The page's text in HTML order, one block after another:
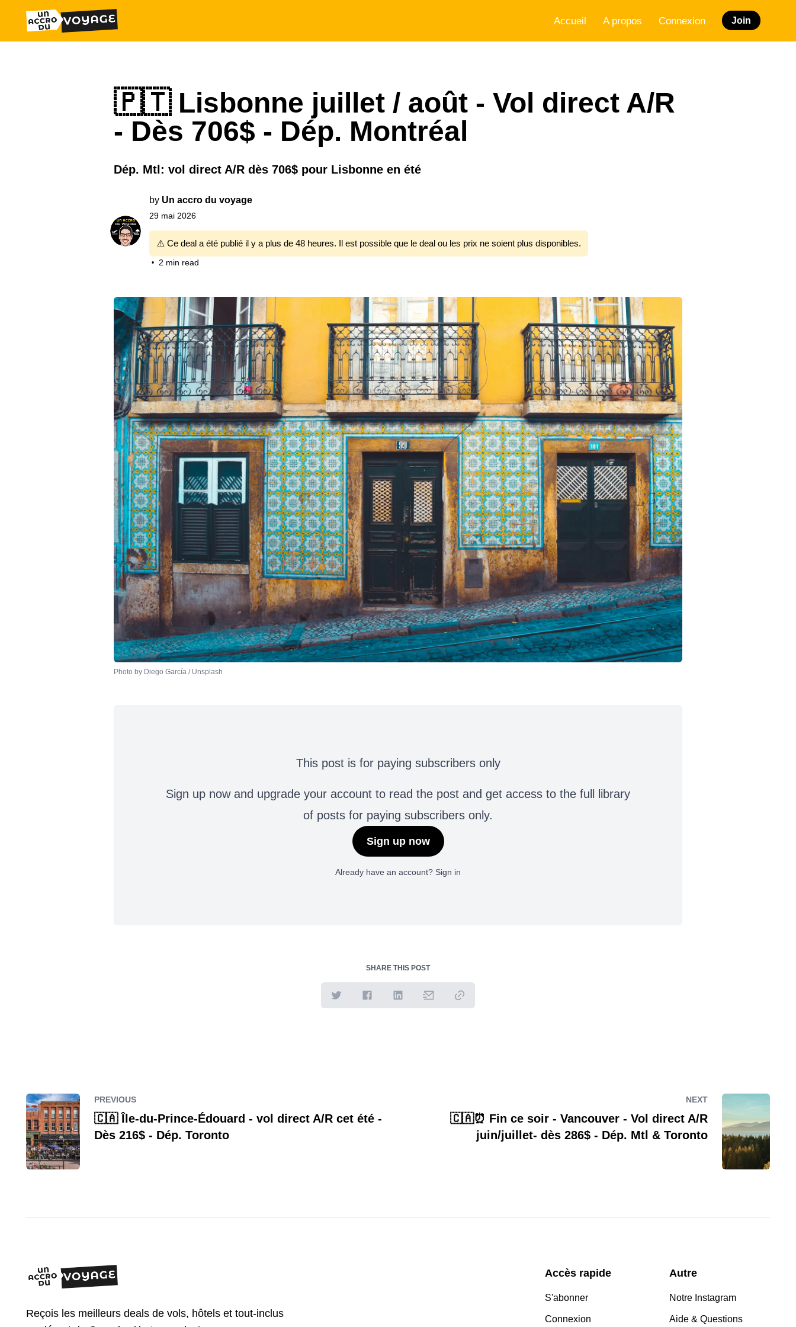
Accueil A propos Connexion Join
🇵🇹 Lisbonne juillet / août - Vol direct A/R
- Dès 706$ - Dép. Montréal
Dép. Mtl: vol direct A/R dès 706$ pour Lisbonne en été
by Un accro du voyage
29 mai 2026
⚠️ Ce deal a été publié il y a plus de 48 heures. Il est possible que le deal ou les prix ne soient plus disponibles.
• 2 min read
Photo by Diego García / Unsplash
This post is for paying subscribers only
Sign up now and upgrade your account to read the post and get access to the full library
of posts for paying subscribers only.
Sign up now
Already have an account? Sign in
SHARE THIS POST
PREVIOUS
🇨🇦 Île-du-Prince-Édouard - vol direct A/R cet été -
Dès 216$ - Dép. Toronto
NEXT
🇨🇦⏰ Fin ce soir - Vancouver - Vol direct A/R
juin/juillet- dès 286$ - Dép. Mtl & Toronto
Reçois les meilleurs deals de vols, hôtels et tout-inclus
Accès rapide
S'abonner
Connexion
Autre
Notre Instagram
Aide & Questions